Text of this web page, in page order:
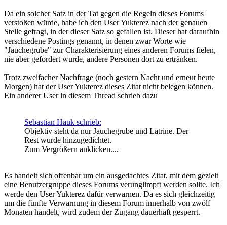
Da ein solcher Satz in der Tat gegen die Regeln dieses Forums
verstoßen würde, habe ich den User Yukterez nach der genauen
Stelle gefragt, in der dieser Satz so gefallen ist. Dieser hat daraufhin
verschiedene Postings genannt, in denen zwar Worte wie
"Jauchegrube" zur Charakterisierung eines anderen Forums fielen,
nie aber gefordert wurde, andere Personen dort zu ertränken.
Trotz zweifacher Nachfrage (noch gestern Nacht und erneut heute
Morgen) hat der User Yukterez dieses Zitat nicht belegen können.
Ein anderer User in diesem Thread schrieb dazu
Sebastian Hauk schrieb:
Objektiv steht da nur Jauchegrube und Latrine. Der
Rest wurde hinzugedichtet.
Zum Vergrößern anklicken....
Es handelt sich offenbar um ein ausgedachtes Zitat, mit dem gezielt
eine Benutzergruppe dieses Forums verunglimpft werden sollte. Ich
werde den User Yukterez dafür verwarnen. Da es sich gleichzeitig
um die fünfte Verwarnung in diesem Forum innerhalb von zwölf
Monaten handelt, wird zudem der Zugang dauerhaft gesperrt.